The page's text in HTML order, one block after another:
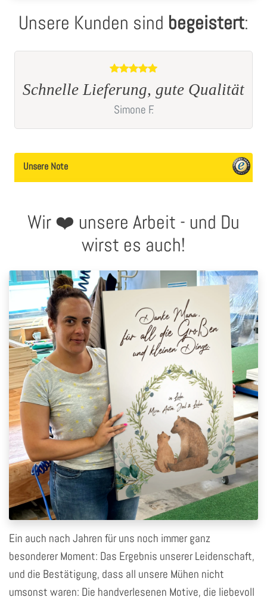
Unsere Kunden sind begeistert:
Sehr guter Kauf
Christine B.
Unsere Note
Wir ❤️ unsere Arbeit - und Du
wirst es auch!
Ein auch nach Jahren für uns noch immer ganz
besonderer Moment: Das Ergebnis unserer Leidenschaft,
und die Bestätigung, dass all unsere Mühen nicht
umsonst waren: Die handverlesenen Motive, die liebevoll